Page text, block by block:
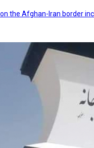
the Afghan-Iran border